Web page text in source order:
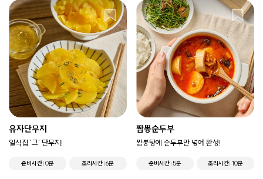
유자단무지
일식집 '그' 단무지!
준비시간 0분 조리시간 6분
짬뽕순두부
짬뽕탕에 순두부만 넣어 완성!
준비시간 5분 조리시간 10분